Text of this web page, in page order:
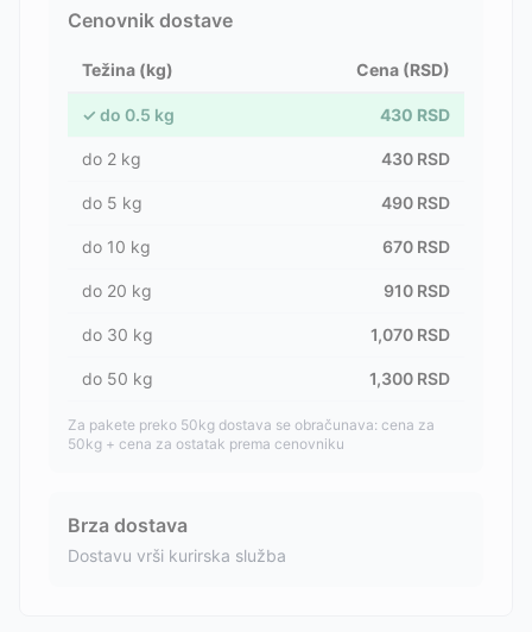
Cenovnik dostave
Težina (kg) Cena (RSD)
✓ do 0.5 kg 430 RSD
do 2 kg 430 RSD
do 5 kg 490 RSD
do 10 kg 670 RSD
do 20 kg 910 RSD
do 30 kg 1,070 RSD
do 50 kg 1,300 RSD
Za pakete preko 50kg dostava se obračunava: cena za
50kg + cena za ostatak prema cenovniku
Brza dostava
Dostavu vrši kurirska služba